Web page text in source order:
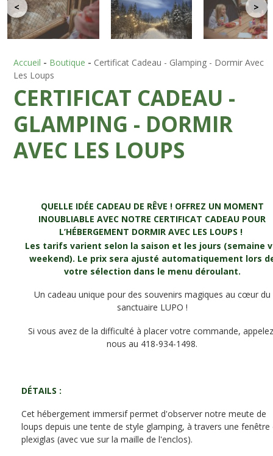
< >
Accueil - Boutique - Certificat Cadeau - Glamping - Dormir Avec
Les Loups
CERTIFICAT CADEAU -
GLAMPING - DORMIR
AVEC LES LOUPS
QUELLE IDÉE CADEAU DE RÊVE ! OFFREZ UN MOMENT
INOUBLIABLE AVEC NOTRE CERTIFICAT CADEAU POUR
L’HÉBERGEMENT DORMIR AVEC LES LOUPS !
Les tarifs varient selon la saison et les jours (semaine
weekend). Le prix sera ajusté automatiquement lors
votre sélection dans le menu déroulant.
Un cadeau unique pour des souvenirs magiques au cœur du
sanctuaire LUPO !
Si vous avez de la difficulté à placer votre commande,
nous au 418-934-1498.
DÉTAILS :
Cet hébergement immersif permet d'observer notre meute de
loups depuis une tente de style glamping, à travers une fenêtre
plexiglas (avec vue sur la maille de l'enclos).